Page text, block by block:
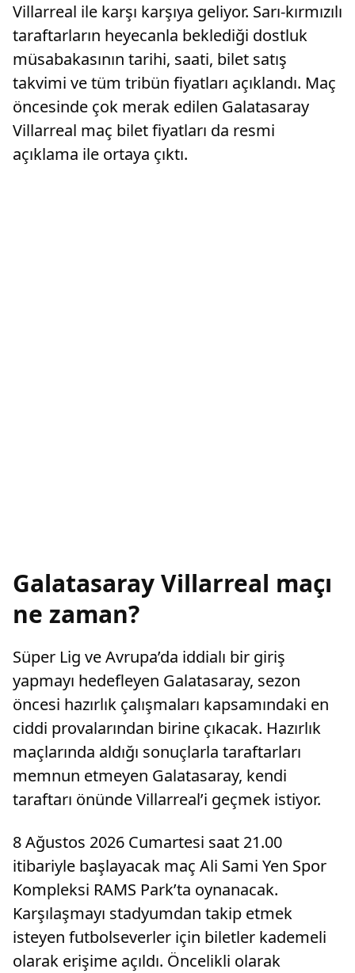
Villarreal ile karşı karşıya geliyor. Sarı-kırmızılı
taraftarların heyecanla beklediği dostluk
müsabakasının tarihi, saati, bilet satış
takvimi ve tüm tribün fiyatları açıklandı. Maç
öncesinde çok merak edilen Galatasaray
Villarreal maç bilet fiyatları da resmi
açıklama ile ortaya çıktı.
Galatasaray Villarreal maçı
ne zaman?
Süper Lig ve Avrupa’da iddialı bir giriş
yapmayı hedefleyen Galatasaray, sezon
öncesi hazırlık çalışmaları kapsamındaki en
ciddi provalarından birine çıkacak. Hazırlık
maçlarında aldığı sonuçlarla taraftarları
memnun etmeyen Galatasaray, kendi
taraftarı önünde Villarreal’i geçmek istiyor.
8 Ağustos 2026 Cumartesi saat 21.00
itibariyle başlayacak maç Ali Sami Yen Spor
Kompleksi RAMS Park’ta oynanacak.
Karşılaşmayı stadyumdan takip etmek
isteyen futbolseverler için biletler kademeli
olarak erişime açıldı. Öncelikli olarak